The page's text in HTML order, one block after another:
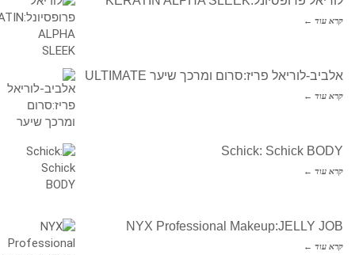
קרא עוד ←
אלביב-לוריאל פריז:סרום ומרכך שיער ULTIMATE
קרא עוד ←
Schick: Schick BODY
קרא עוד ←
NYX Professional Makeup:JELLY JOB
קרא עוד ←